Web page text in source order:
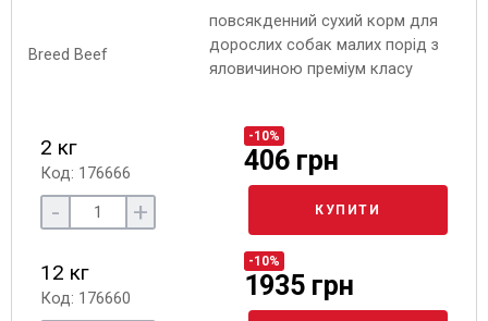
повсякденний сухий корм для
дорослих собак малих порід з
яловичиною преміум класу
2 кг
Код: 176666
-10%
406 грн
- + КУПИТИ
12 кг
Код: 176660
-10%
1935 грн